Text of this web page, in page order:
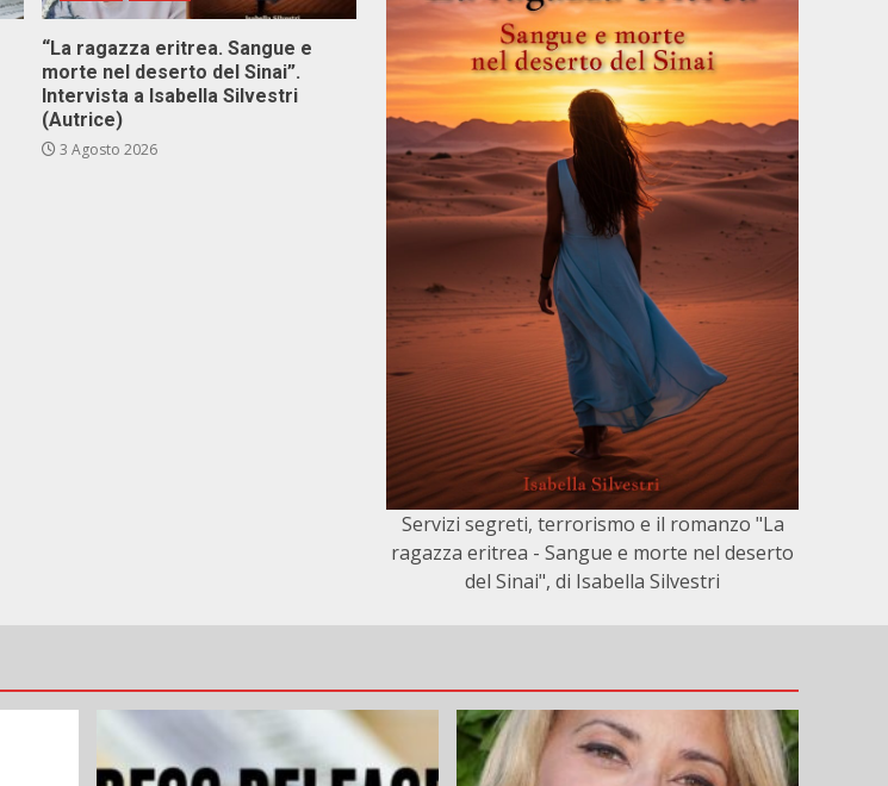
“La ragazza eritrea. Sangue e
morte nel deserto del Sinai”.
Intervista a Isabella Silvestri
(Autrice)
3 Agosto 2026
Servizi segreti, terrorismo e il romanzo "La
ragazza eritrea - Sangue e morte nel deserto
del Sinai", di Isabella Silvestri